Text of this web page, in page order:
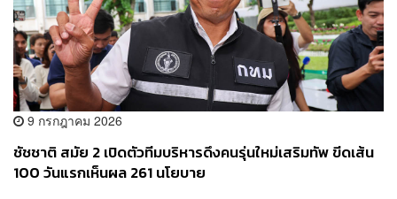
9 กรกฎาคม 2026
ชัชชาติ สมัย 2 เปิดตัวทีมบริหารดึงคนรุ่นใหม่เสริมทัพ ขีดเส้น
100 วันแรกเห็นผล 261 นโยบาย